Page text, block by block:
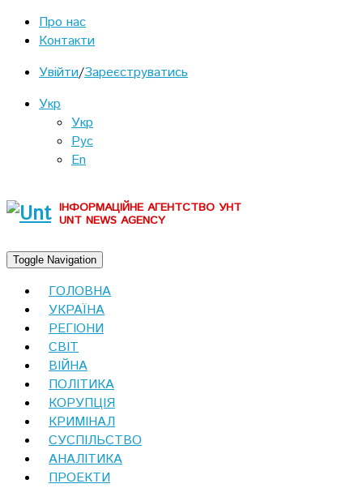
Про нас
Контакти
Увійти/Зареєструватись
Укр
Укр
Рус
En
ІНФОРМАЦІЙНЕ АГЕНТСТВО УНТ
UNT NEWS AGENCY
Toggle Navigation
ГОЛОВНА
УКРАЇНА
РЕГІОНИ
СВІТ
ВІЙНА
ПОЛІТИКА
КОРУПЦІЯ
КРИМІНАЛ
СУСПІЛЬСТВО
АНАЛІТИКА
ПРОЕКТИ